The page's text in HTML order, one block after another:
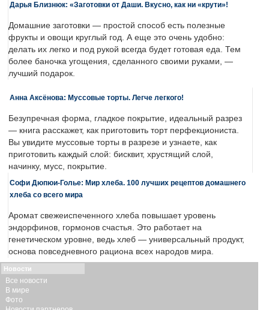
Дарья Близнюк: «Заготовки от Даши. Вкусно, как ни «крути»!
Домашние заготовки — простой способ есть полезные
фрукты и овощи круглый год. А еще это очень удобно:
делать их легко и под рукой всегда будет готовая еда. Тем
более баночка угощения, сделанного своими руками, —
лучший подарок.
Анна Аксёнова: Муссовые торты. Легче легкого!
Безупречная форма, гладкое покрытие, идеальный разрез
— книга расскажет, как приготовить торт перфекциониста.
Вы увидите муссовые торты в разрезе и узнаете, как
приготовить каждый слой: бисквит, хрустящий слой,
начинку, мусс, покрытие.
Софи Дюпюи-Голье: Мир хлеба. 100 лучших рецептов домашнего
хлеба со всего мира
Аромат свежеиспеченного хлеба повышает уровень
эндорфинов, гормонов счастья. Это работает на
генетическом уровне, ведь хлеб — универсальный продукт,
основа повседневного рациона всех народов мира.
Новости
Все новости
В мире
Фото